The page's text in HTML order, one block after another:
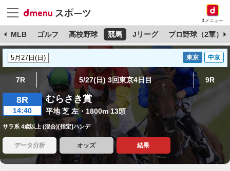
dメニュー
MLB ゴルフ 高校野球 競馬 Jリーグ プロ野球（2軍）
東京 中京
7R 5/27(日) 3回東京4日目 9R
8R
14:40
むらさき賞
平地 芝 左・1800m 13頭
サラ系 4歳以上 (混合)[指定]ハンデ
データ分析 オッズ 結果